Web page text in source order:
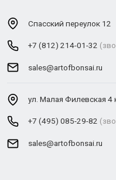
Спасский переулок 12
+7 (812) 214-01-32
sales@artofbonsai.ru
ул. Малая Филевская 4
+7 (495) 085-29-82
sales@artofbonsai.ru